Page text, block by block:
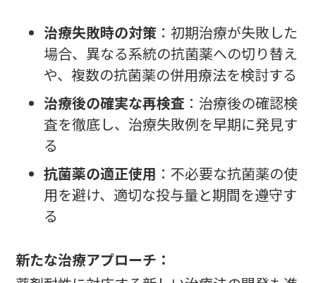
治療失敗時の対策 ：初期治療が失敗した
場合、異なる系統の抗菌薬への切り替え
や、複数の抗菌薬の併用療法を検討する
治療後の確実な再検査 ：治療後の確認検
査を徹底し、治療失敗例を早期に発見す
る
抗菌薬の適正使用 ：不必要な抗菌薬の使
用を避け、適切な投与量と期間を遵守す
る
新たな治療アプローチ：